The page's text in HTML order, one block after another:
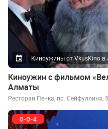
Киноужины от VkusKino
Киноужин с фильмом
Алматы
Ресторан Пенка, пр. Сейфуллина,